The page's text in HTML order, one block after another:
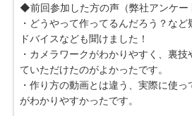
◆前回参加した方の声（弊社アンケー
・どうやって作ってるんだろう？な
ドバイスなども聞けました！
・カメラワークがわかりやすく、裏
ていただけたのがよかったです。
・作り方の動画とは違う、実際に使
がわかりやすかったです。